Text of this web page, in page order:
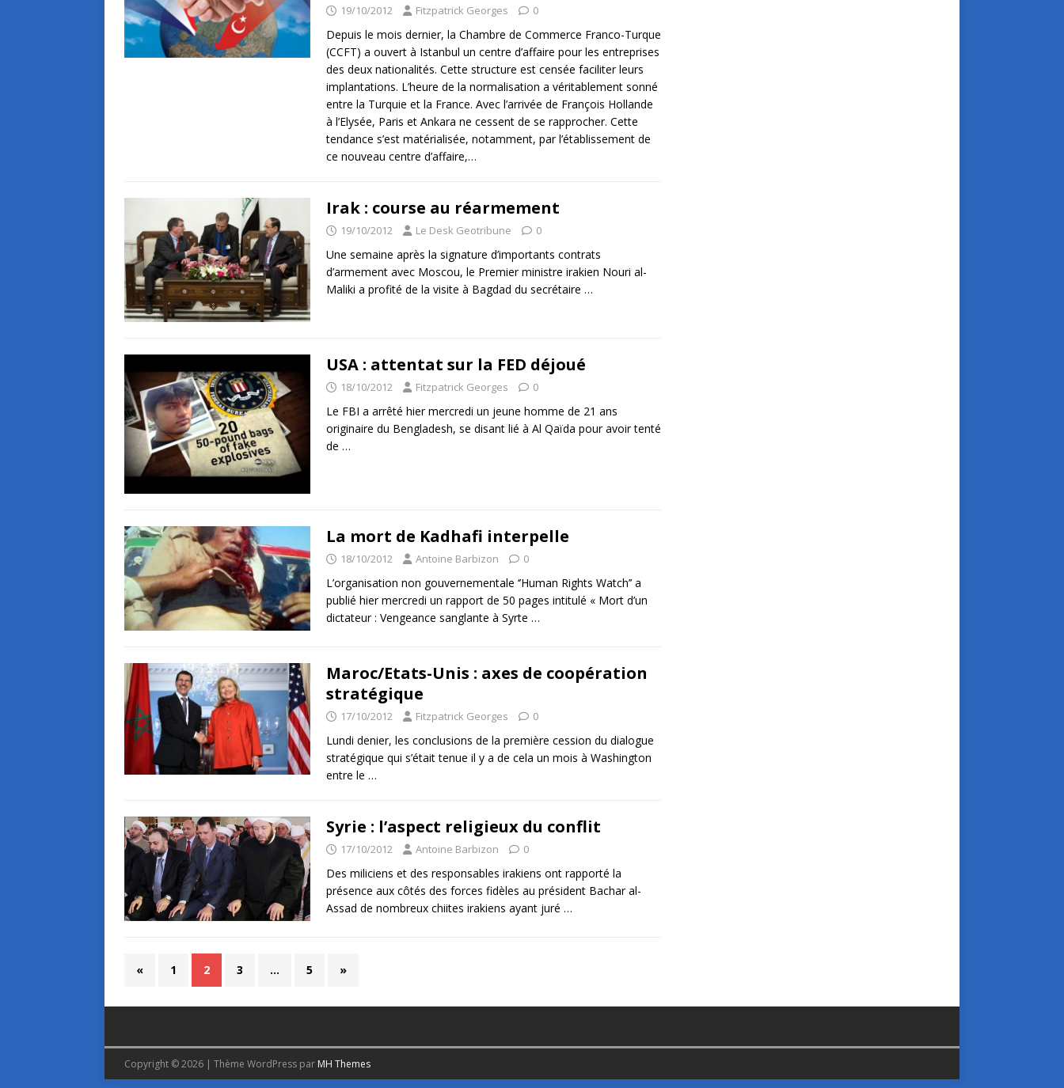
19/10/2012 Fitzpatrick Georges 0
Depuis le mois dernier, la Chambre de Commerce Franco-Turque
(CCFT) a ouvert à Istanbul un centre d’affaire pour les entreprises
des deux nationalités. Cette structure est censée faciliter leurs
implantations. L’heure de la normalisation a véritablement sonné
entre la Turquie et la France. Avec l’arrivée de François Hollande
à l’Elysée, Paris et Ankara ne cessent de se rapprocher. Cette
tendance s’est matérialisée, notamment, par l’établissement de
ce nouveau centre d’affaire,…
Irak : course au réarmement
19/10/2012 Le Desk Geotribune 0
Une semaine après la signature d’importants contrats
d’armement avec Moscou, le Premier ministre irakien Nouri al-
Maliki a profité de la visite à Bagdad du secrétaire …
USA : attentat sur la FED déjoué
18/10/2012 Fitzpatrick Georges 0
Le FBI a arrêté hier mercredi un jeune homme de 21 ans
originaire du Bengladesh, se disant lié à Al Qaïda pour avoir tenté
de …
La mort de Kadhafi interpelle
18/10/2012 Antoine Barbizon 0
L’organisation non gouvernementale ‘’Human Rights Watch’’ a
publié hier mercredi un rapport de 50 pages intitulé « Mort d’un
dictateur : Vengeance sanglante à Syrte …
Maroc/Etats-Unis : axes de coopération
stratégique
17/10/2012 Fitzpatrick Georges 0
Lundi denier, les conclusions de la première cession du dialogue
stratégique qui s’était tenue il y a de cela un mois à Washington
entre le …
Syrie : l’aspect religieux du conflit
17/10/2012 Antoine Barbizon 0
Des miliciens et des responsables irakiens ont rapporté la
présence aux côtés des forces fidèles au président Bachar al-
Assad de nombreux chiites irakiens ayant juré …
« 1 2 3 … 5 »
Copyright © 2026 | Thème WordPress par MH Themes